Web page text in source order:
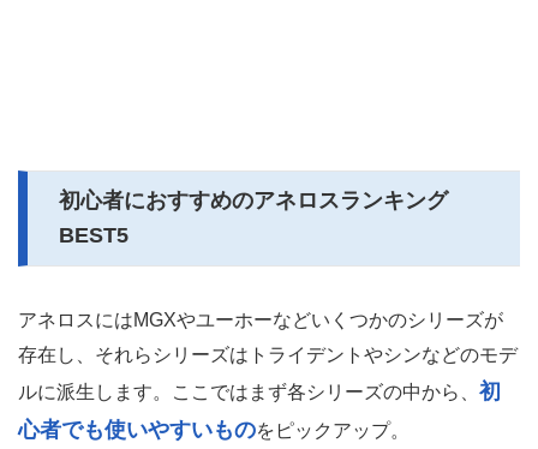
初心者におすすめのアネロスランキング
BEST5
アネロスにはMGXやユーホーなどいくつかのシリーズが
存在し、それらシリーズはトライデントやシンなどのモデ
ルに派生します。ここではまず各シリーズの中から、 初
心者でも使いやすいものをピックアップ。